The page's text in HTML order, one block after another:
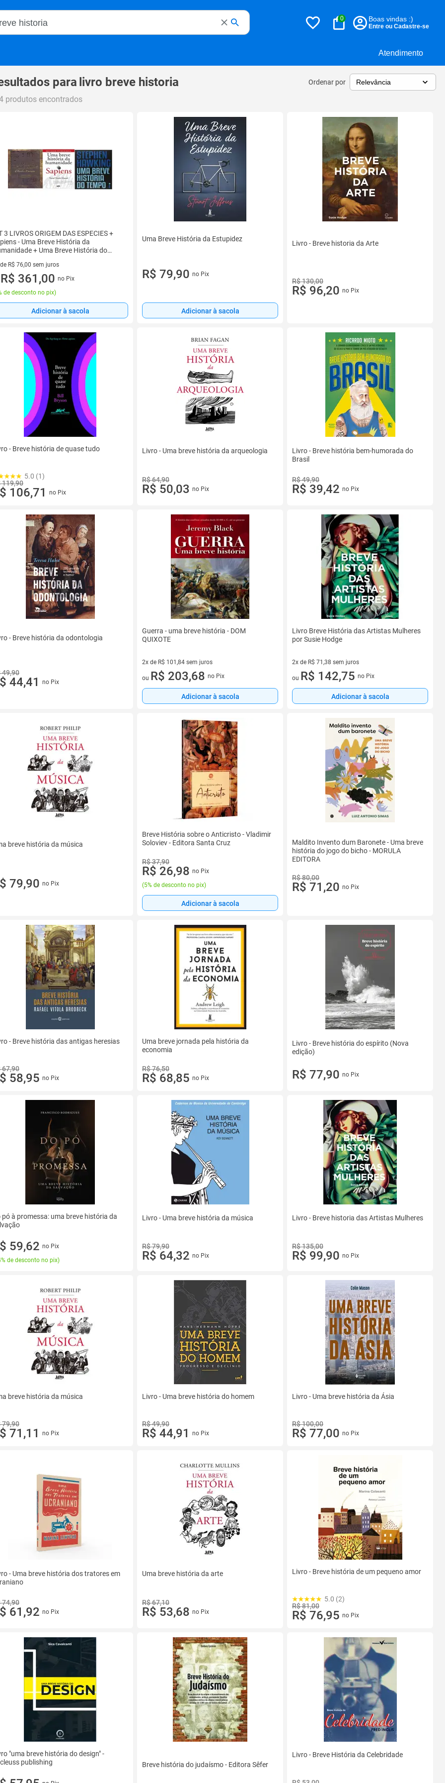
Atendimento
Magalu
0 Boas vindas :)
Entre ou Cadastre-se
para livro breve historia Ordenar por
produtos encontrados
3 LIVROS ORIGEM DAS ESPECIES +
- Uma Breve História da
+ Uma Breve História do
R$ 76,00 sem juros
de R$ 76,00 sem juros
R$ 361,00 no Pix
de desconto no pix)
Adicionar à sacola
Uma Breve História da Estupidez
R$ 79,90 no Pix
Adicionar à sacola
Livro - Breve historia da Arte
R$ 130,00
R$ 96,20 no Pix
- Breve história de quase tudo
5.0 (1)
119,90
106,71 no Pix
Livro - Uma breve história da arqueologia
R$ 64,90
R$ 50,03 no Pix
Livro - Breve história bem-humorada do
Brasil
R$ 49,90
R$ 39,42 no Pix
- Breve história da odontologia
49,90
44,41 no Pix
Guerra - uma breve história - DOM
QUIXOTE
2x de R$ 101,84 sem juros
2 vez de R$ 101,84 sem juros
ou R$ 203,68 no Pix
Adicionar à sacola
Livro Breve História das Artistas Mulheres
por Susie Hodge
2x de R$ 71,38 sem juros
2 vez de R$ 71,38 sem juros
ou R$ 142,75 no Pix
Adicionar à sacola
breve história da música
79,90 no Pix
Breve História sobre o Anticristo - Vladimir
Soloviev - Editora Santa Cruz
R$ 37,90
R$ 26,98 no Pix
(5% de desconto no pix)
Adicionar à sacola
Maldito Invento dum Baronete - Uma breve
história do jogo do bicho - MORULA
EDITORA
R$ 80,00
R$ 71,20 no Pix
- Breve história das antigas heresias
67,90
58,95 no Pix
Uma breve jornada pela história da
economia
R$ 76,50
R$ 68,85 no Pix
Livro - Breve história do espírito (Nova
edição)
R$ 77,90 no Pix
pó à promessa: uma breve história da
59,62 no Pix
de desconto no pix)
Livro - Uma breve história da música
R$ 79,90
R$ 64,32 no Pix
Livro - Breve historia das Artistas Mulheres
R$ 135,00
R$ 99,90 no Pix
breve história da música
79,90
71,11 no Pix
Livro - Uma breve história do homem
R$ 49,90
R$ 44,91 no Pix
Livro - Uma breve história da Ásia
R$ 100,00
R$ 77,00 no Pix
- Uma breve história dos tratores em
74,90
61,92 no Pix
Uma breve história da arte
R$ 67,10
R$ 53,68 no Pix
Livro - Breve história de um pequeno amor
5.0 (2)
R$ 81,00
R$ 76,95 no Pix
"uma breve história do design" -
publishing
Breve história do judaísmo - Editora Sêfer
Livro - Breve História da Celebridade